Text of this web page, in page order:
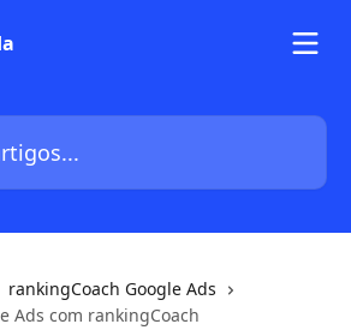
rankingCoach Google Ads
Ads com rankingCoach